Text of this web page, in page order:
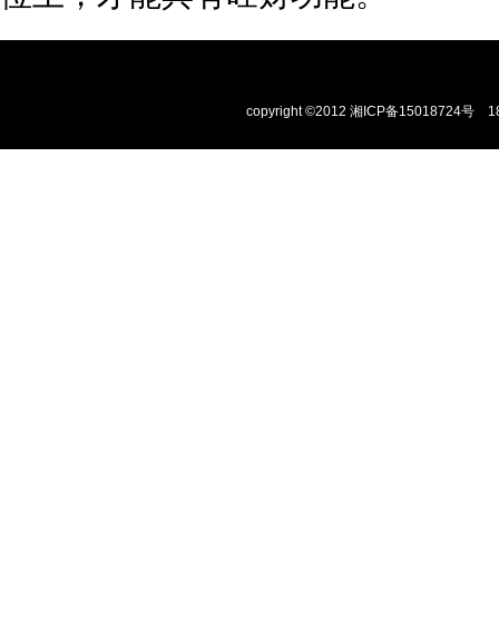
copyright ©2012 湘ICP备15018724号